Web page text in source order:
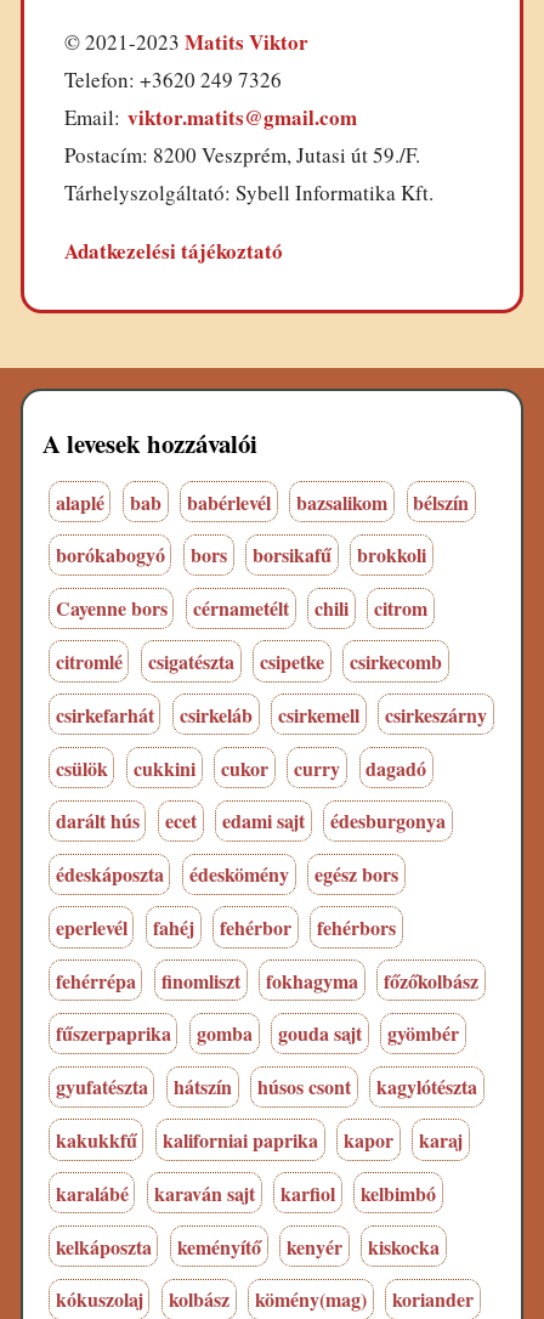
© 2021-2023 Matits Viktor
Telefon: +3620 249 7326
Email: viktor.matits@gmail.com
Postacím: 8200 Veszprém, Jutasi út 59./F.
Tárhelyszolgáltató: Sybell Informatika Kft.
Adatkezelési tájékoztató
A levesek hozzávalói
alaplé bab babérlevél bazsalikom
bélszín
borókabogyó
bors borsikafű
brokkoli
Cayenne bors
cérnametélt chili
citrom
citromlé
csigatészta csipetke
csirkecomb
csirkefarhát
csirkeláb csirkemell
csirkeszárny
csülök
cukkini cukor curry
dagadó
darált hús
ecet edami sajt
édesburgonya
édeskáposzta
édeskömény
egész bors
eperlevél
fahéj fehérbor
fehérbors
fehérrépa
finomliszt fokhagyma
főzőkolbász
fűszerpaprika
gomba gouda sajt
gyömbér
gyufatészta
hátszín húsos csont
kagylótészta
kakukkfű
kaliforniai paprika kapor
karaj
karalábé
karaván sajt karfiol
kelbimbó
kelkáposzta
keményítő kenyér
kiskocka
kókuszolaj
kolbász kömény(mag)
koriander